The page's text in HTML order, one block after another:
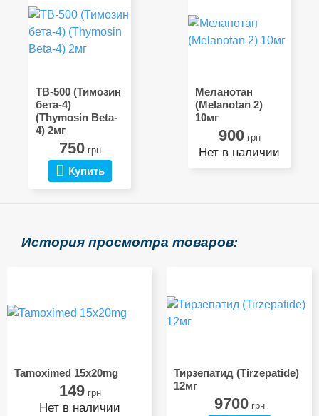
TB-500 (Тимозин
бета-4)
(Thymosin Beta-
4) 2мг
750грн
Купить
Меланотан
(Melanotan 2)
10мг
900грн
Нет в наличии
История просмотра товаров:
Tamoximed 15x20mg
149грн
Нет в наличии
Тирзепатид (Tirzepatide)
12мг
9700грн